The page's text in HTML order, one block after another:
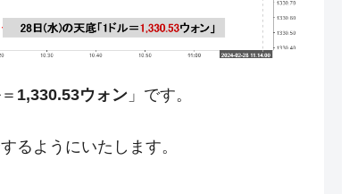
？
とは？
1,330.53ウォン 」です。
るようにいたします。